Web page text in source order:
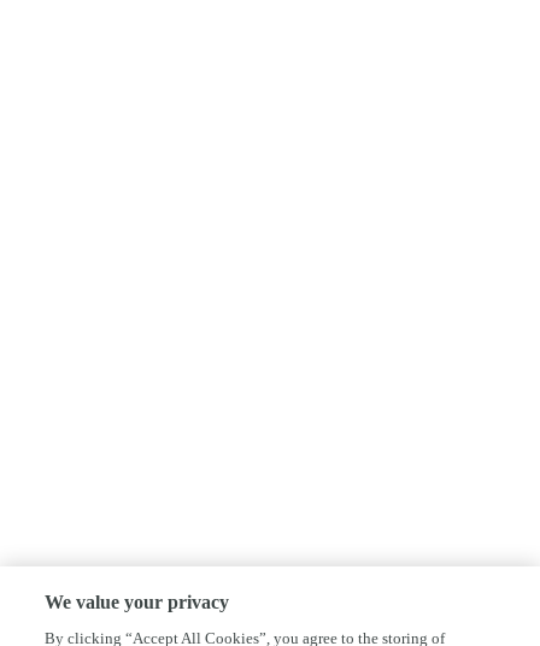
We value your privacy
By clicking “Accept All Cookies”, you agree to the storing of